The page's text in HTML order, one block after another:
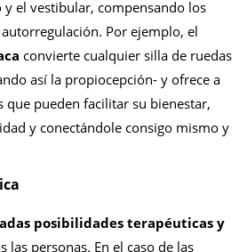
el vestibular, compensando los
Por ejemplo, el
convierte cualquier silla de ruedas
así la propiocepción- y ofrece a
que pueden facilitar su bienestar,
y conectándole consigo mismo y
posibilidades terapéuticas y
las personas. En el caso de las